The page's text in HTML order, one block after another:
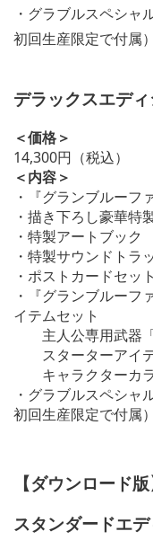
・グラブルスペシ
初回生産限定で付属）
デラックスエデ
＜価格＞
14,300円（税込）
＜内容＞
・『グランブルーフ
・描き下ろし豪華特
・特製アートブック
・特製サウンドトラ
・ポストカードセット
・『グランブルーフ
イテムセット
主人公専用武器「
スターターアイ
キャラクターカ
・グラブルスペシ
初回生産限定で付属）
【ダウンロード版
スタンダードエ